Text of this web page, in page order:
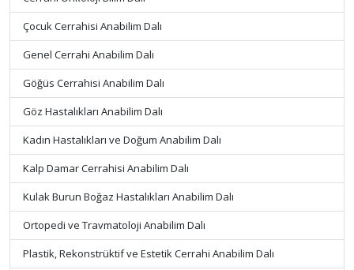
Çocuk Cerrahisi Anabilim Dalı
Genel Cerrahi Anabilim Dalı
Göğüs Cerrahisi Anabilim Dalı
Göz Hastalıkları Anabilim Dalı
Kadın Hastalıkları ve Doğum Anabilim Dalı
Kalp Damar Cerrahisi Anabilim Dalı
Kulak Burun Boğaz Hastalıkları Anabilim Dalı
Ortopedi ve Travmatoloji Anabilim Dalı
Plastik, Rekonstrüktif ve Estetik Cerrahi Anabilim Dalı